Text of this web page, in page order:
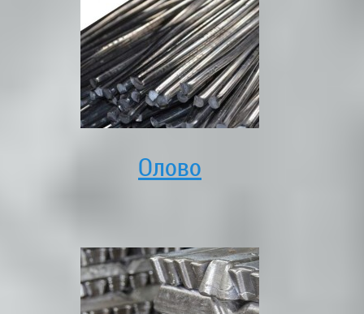
Олово